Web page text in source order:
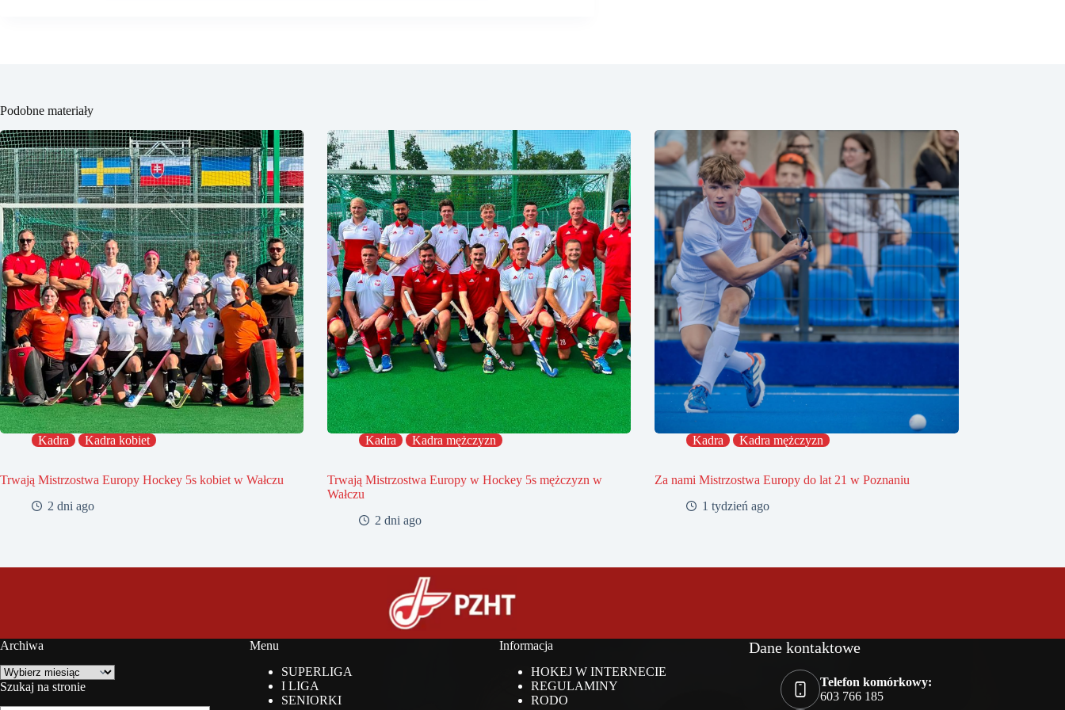
Podobne materiały
Kadra Kadra kobiet
Trwają Mistrzostwa Europy Hockey 5s kobiet w Wałczu
2 dni ago
Kadra Kadra mężczyzn
Trwają Mistrzostwa Europy w Hockey 5s mężczyzn w
Wałczu
2 dni ago
Kadra Kadra mężczyzn
Za nami Mistrzostwa Europy do lat 21 w Poznaniu
1 tydzień ago
Archiwa
Archiwa
Szukaj na stronie
Menu
SUPERLIGA
I LIGA
SENIORKI
Informacja
HOKEJ W INTERNECIE
REGULAMINY
RODO
Dane kontaktowe
Telefon komórkowy:
603 766 185